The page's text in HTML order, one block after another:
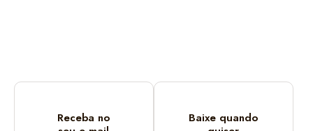
Receba no
Baixe quando